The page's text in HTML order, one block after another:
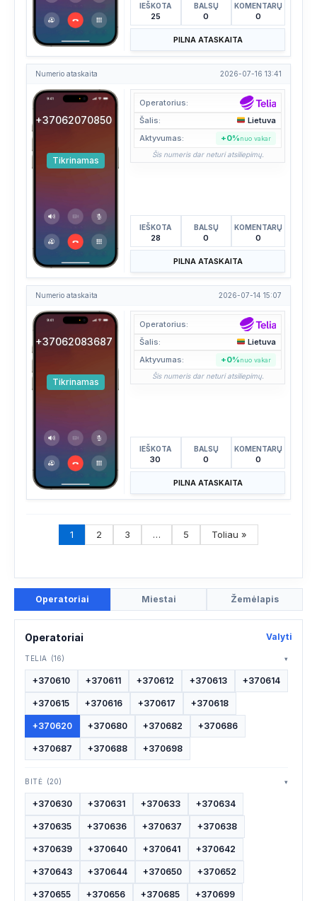
IEŠKOTA
25
BALSŲ
0
KOMENTARŲ
0
PILNA ATASKAITA
Numerio ataskaita 2026-07-16 13:41
+37062070850
Tikrinamas
Operatorius:
Šalis:
Lietuva
Aktyvumas:
+0%nuo vakar
Šis numeris dar neturi atsiliepimų.
IEŠKOTA
28
BALSŲ
0
KOMENTARŲ
0
PILNA ATASKAITA
Numerio ataskaita 2026-07-14 15:07
+37062083687
Tikrinamas
Operatorius:
Šalis:
Lietuva
Aktyvumas:
+0%nuo vakar
Šis numeris dar neturi atsiliepimų.
IEŠKOTA
30
BALSŲ
0
KOMENTARŲ
0
PILNA ATASKAITA
1 2 3 … 5 Toliau »
Operatoriai Miestai Žemėlapis
Operatoriai Valyti
TELIA (16) ▾
+370610 +370611 +370612 +370613 +370614
+370615 +370616 +370617 +370618
+370620 +370680 +370682 +370686
+370687 +370688 +370698
BITĖ (20) ▾
+370630 +370631 +370633 +370634
+370635 +370636 +370637 +370638
+370639 +370640 +370641 +370642
+370643 +370644 +370650 +370652
+370655 +370656 +370685 +370699